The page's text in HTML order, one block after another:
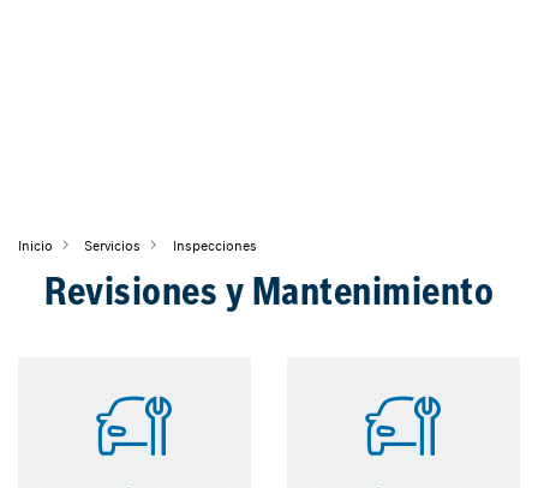
Inicio Servicios Inspecciones
Revisiones y Mantenimiento